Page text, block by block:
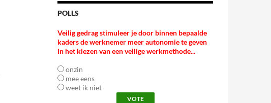
POLLS
Veilig gedrag stimuleer je door binnen bepaalde
kaders de werknemer meer autonomie te geven
in het kiezen van een veilige werkmethode...
onzin
mee eens
weet ik niet